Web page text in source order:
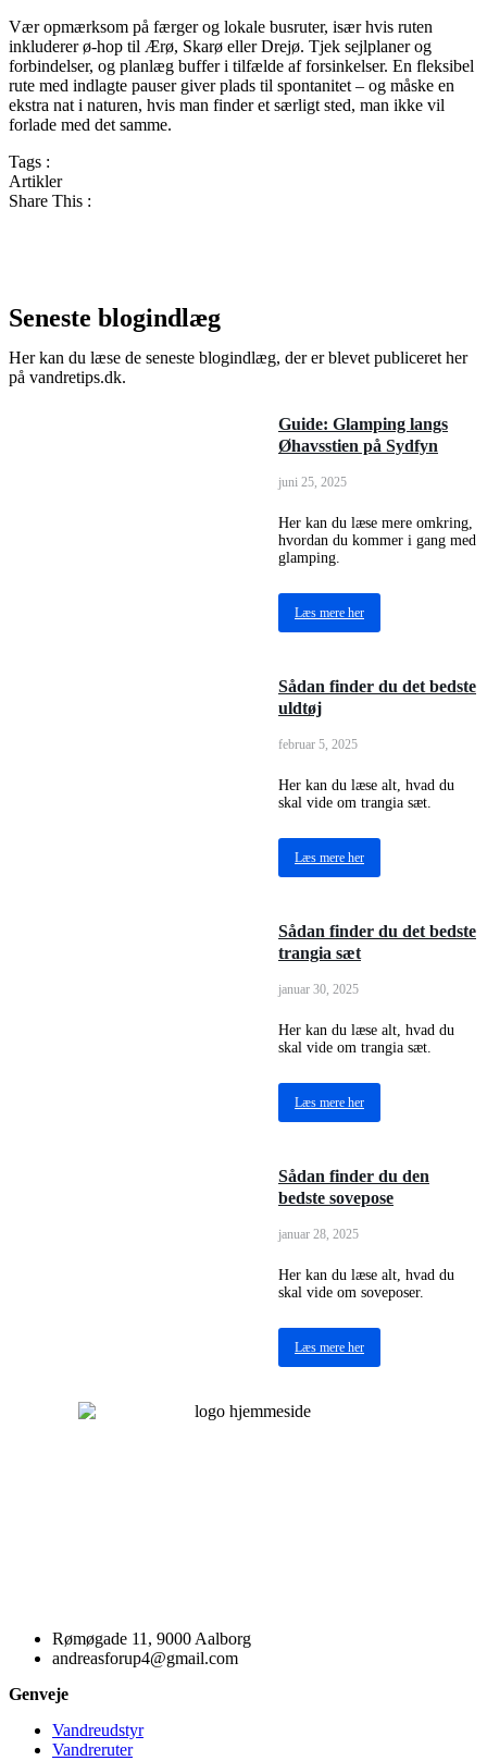
Vær opmærksom på færger og lokale busruter, især hvis ruten
inkluderer ø-hop til Ærø, Skarø eller Drejø. Tjek sejlplaner og
forbindelser, og planlæg buffer i tilfælde af forsinkelser. En fleksibel
rute med indlagte pauser giver plads til spontanitet – og måske en
ekstra nat i naturen, hvis man finder et særligt sted, man ikke vil
forlade med det samme.
Tags :
Artikler
Share This :
Seneste blogindlæg
Her kan du læse de seneste blogindlæg, der er blevet publiceret her
på vandretips.dk.
Guide: Glamping langs
Øhavsstien på Sydfyn
juni 25, 2025
Her kan du læse mere omkring,
hvordan du kommer i gang med
glamping.
Læs mere her
Sådan finder du det bedste
uldtøj
februar 5, 2025
Her kan du læse alt, hvad du
skal vide om trangia sæt.
Læs mere her
Sådan finder du det bedste
trangia sæt
januar 30, 2025
Her kan du læse alt, hvad du
skal vide om trangia sæt.
Læs mere her
Sådan finder du den
bedste sovepose
januar 28, 2025
Her kan du læse alt, hvad du
skal vide om soveposer.
Læs mere her
Rømøgade 11, 9000 Aalborg
andreasforup4@gmail.com
Genveje
Vandreudstyr
Vandreruter